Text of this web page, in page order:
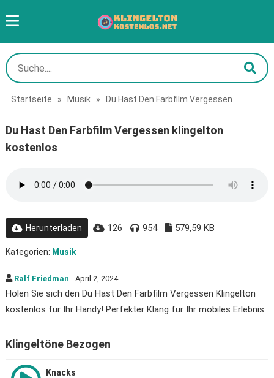
Startseite » Musik » Du Hast Den Farbfilm Vergessen
Du Hast Den Farbfilm Vergessen klingelton
kostenlos
Herunterladen 126 954 579,59 KB
Kategorien: Musik
Ralf Friedman - April 2, 2024
Holen Sie sich den Du Hast Den Farbfilm Vergessen Klingelton
kostenlos für Ihr Handy! Perfekter Klang für Ihr mobiles Erlebnis.
Klingeltöne Bezogen
Knacks